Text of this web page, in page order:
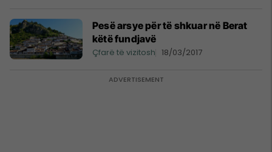
Pesë arsye për të shkuar në Berat
këtë fundjavë
Çfarë të vizitosh 18/03/2017